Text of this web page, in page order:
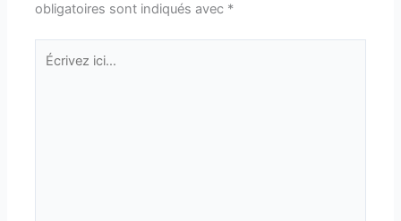
obligatoires sont indiqués avec *
Écrivez
ici…